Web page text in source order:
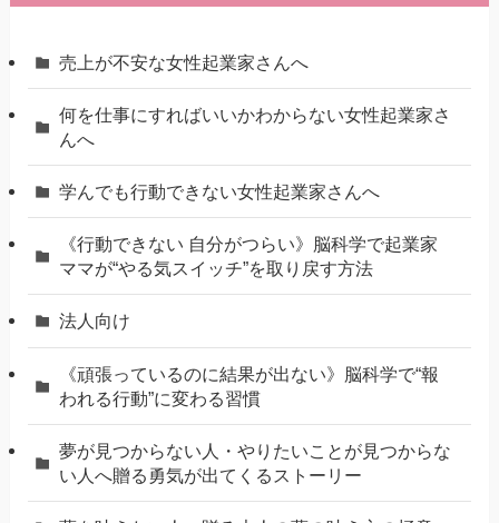
売上が不安な女性起業家さんへ
何を仕事にすればいいかわからない女性起業家さ
んへ
学んでも行動できない女性起業家さんへ
《行動できない 自分がつらい》脳科学で起業家
ママが“やる気スイッチ”を取り戻す方法
法人向け
《頑張っているのに結果が出ない》脳科学で“報
われる行動”に変わる習慣
夢が見つからない人・やりたいことが見つからな
い人へ贈る勇気が出てくるストーリー